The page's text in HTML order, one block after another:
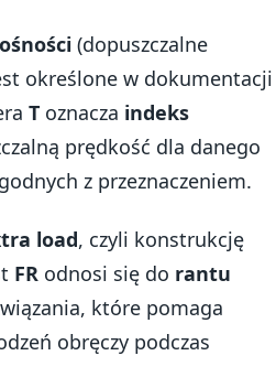
(dopuszczalne
określone w dokumentacji
T oznacza indeks
prędkość dla danego
z przeznaczeniem.
load, czyli konstrukcję
FR odnosi się do rantu
które pomaga
obręczy podczas